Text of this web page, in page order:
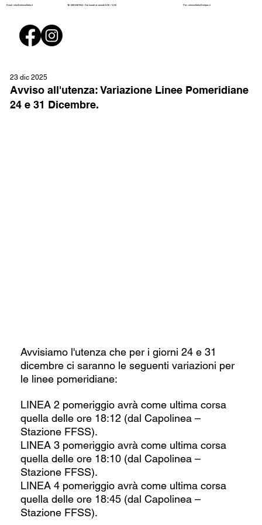
Email:info@mtmmolfetta.it Pec:mtmmolfetta@initpec.it
Tel: 080/3381943 - Dal lunedì al venerdì 8:30 / 14:30
Avviso all'utenza: Variazione Linee Pomeridiane
24 e 31 Dicembre.
23 dic 2025
Avvisiamo l'utenza che per i giorni 24 e 31
dicembre ci saranno le seguenti variazioni per
le linee pomeridiane:
LINEA 2 pomeriggio avrà come ultima corsa
quella delle ore 18:12 (dal Capolinea –
Stazione FFSS).
LINEA 3 pomeriggio avrà come ultima corsa
quella delle ore 18:10 (dal Capolinea –
Stazione FFSS).
LINEA 4 pomeriggio avrà come ultima corsa
quella delle ore 18:45 (dal Capolinea –
Stazione FFSS).